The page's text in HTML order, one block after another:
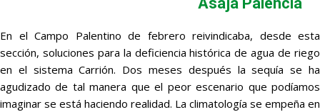
En el Campo Palentino de febrero reivindicaba, desde esta
sección, soluciones para la deficiencia histórica de agua de riego
en el sistema Carrión. Dos meses después la sequía se ha
agudizado de tal manera que el peor escenario que podíamos
imaginar se está haciendo realidad. La climatología se empeña en